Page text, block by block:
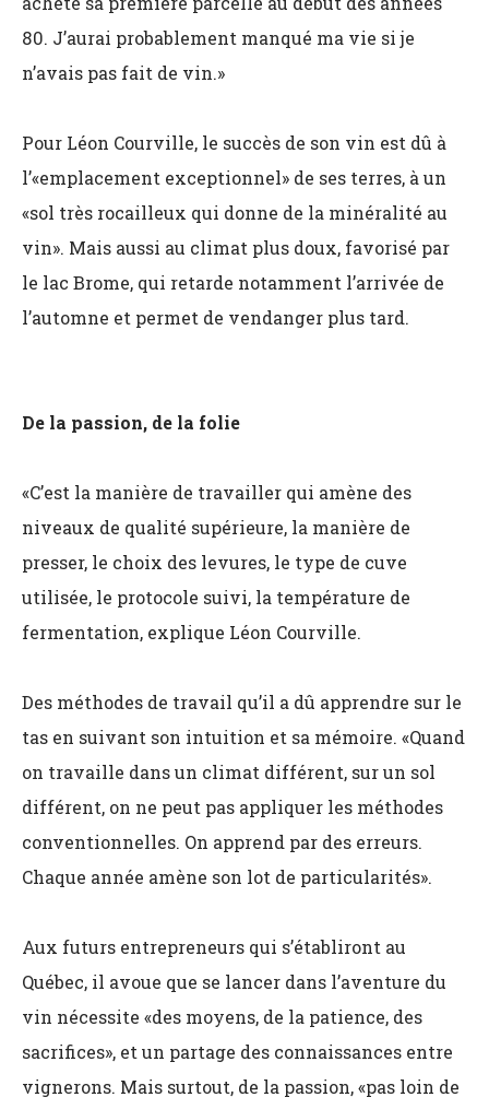
80. J’aurai probablement manqué ma vie si je
n’avais pas fait de vin.»
Pour Léon Courville, le succès de son vin est dû à
l’«emplacement exceptionnel» de ses terres, à un
«sol très rocailleux qui donne de la minéralité au
vin». Mais aussi au climat plus doux, favorisé par
le lac Brome, qui retarde notamment l’arrivée de
l’automne et permet de vendanger plus tard.
De la passion, de la folie
«C’est la manière de travailler qui amène des
niveaux de qualité supérieure, la manière de
presser, le choix des levures, le type de cuve
utilisée, le protocole suivi, la température de
fermentation, explique Léon Courville.
Des méthodes de travail qu’il a dû apprendre sur le
tas en suivant son intuition et sa mémoire. «Quand
on travaille dans un climat différent, sur un sol
différent, on ne peut pas appliquer les méthodes
conventionnelles. On apprend par des erreurs.
Chaque année amène son lot de particularités».
Aux futurs entrepreneurs qui s’établiront au
Québec, il avoue que se lancer dans l’aventure du
vin nécessite «des moyens, de la patience, des
sacrifices», et un partage des connaissances entre
vignerons. Mais surtout, de la passion, «pas loin de